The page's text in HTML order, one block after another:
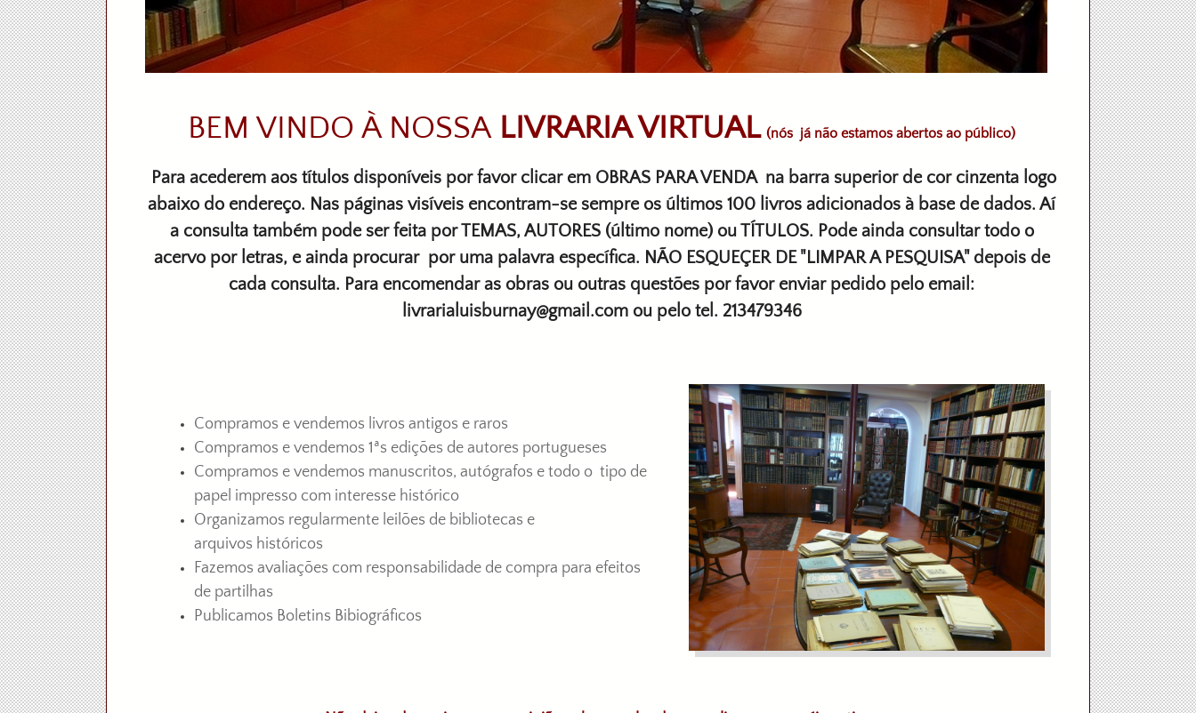
BEM VINDO À NOSSALIVRARIA VIRTUAL (nós já não estamos abertos ao público)
Para acederem aos títulos disponíveis por favor clicar em OBRAS PARA VENDA na barra superior de cor cinzenta logo
abaixo do endereço. Nas páginas visíveis encontram-se sempre os últimos 100 livros adicionados à base de dados. Aí
a consulta também pode ser feita por TEMAS, AUTORES (último nome) ou TÍTULOS. Pode ainda consultar todo o
acervo por letras, e ainda procurar por uma palavra específica. NÃO ESQUEÇER DE "LIMPAR A PESQUISA" depois de
cada consulta. Para encomendar as obras ou outras questões por favor enviar pedido pelo email:
livrarialuisburnay@gmail.com ou pelo tel. 213479346
Compramos e vendemos livros antigos e raros
Compramos e vendemos 1ªs edições de autores portugueses
Compramos e vendemos manuscritos, autógrafos e todo o tipo de
papel impresso com interesse histórico
Organizamos regularmente leilões de bibliotecas e
arquivos históricos
Fazemos avaliações com responsabilidade de compra para efeitos
de partilhas
Publicamos Boletins Bibiográficos